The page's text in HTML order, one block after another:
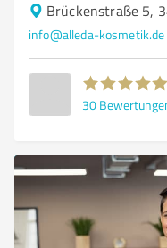
Brückenstraße 5,
info@alleda-kosmetik.de
30